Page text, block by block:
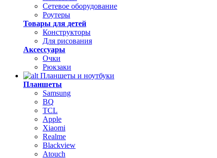
Сетевое оборудование
Роутеры
Товары для детей
Конструкторы
Для рисования
Аксессуары
Очки
Рюкзаки
Планшеты и ноутбуки
Планшеты
Samsung
BQ
TCL
Apple
Xiaomi
Realme
Blackview
Atouch